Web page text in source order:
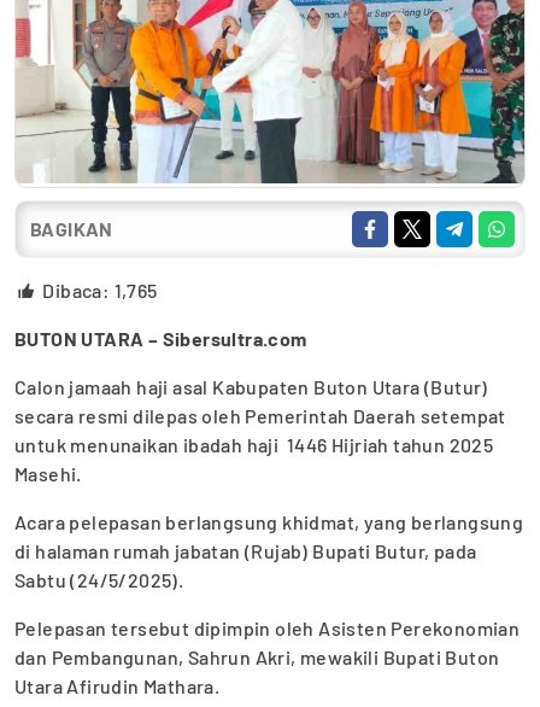
BAGIKAN
Dibaca: 1,765
BUTON UTARA – Sibersultra.com
Calon jamaah haji asal Kabupaten Buton Utara (Butur)
secara resmi dilepas oleh Pemerintah Daerah setempat
untuk menunaikan ibadah haji 1446 Hijriah tahun 2025
Masehi.
Acara pelepasan berlangsung khidmat, yang berlangsung
di halaman rumah jabatan (Rujab) Bupati Butur, pada
Sabtu (24/5/2025).
Pelepasan tersebut dipimpin oleh Asisten Perekonomian
dan Pembangunan, Sahrun Akri, mewakili Bupati Buton
Utara Afirudin Mathara.